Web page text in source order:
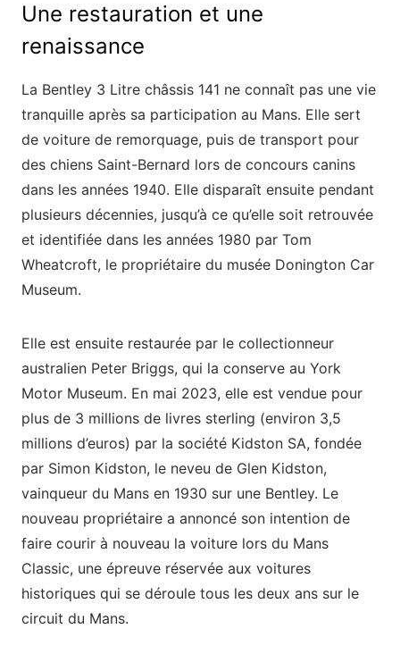
Une restauration et une
renaissance
La Bentley 3 Litre châssis 141 ne connaît pas une vie
tranquille après sa participation au Mans. Elle sert
de voiture de remorquage, puis de transport pour
des chiens Saint-Bernard lors de concours canins
dans les années 1940. Elle disparaît ensuite pendant
plusieurs décennies, jusqu’à ce qu’elle soit retrouvée
et identifiée dans les années 1980 par Tom
Wheatcroft, le propriétaire du musée Donington Car
Museum.
Elle est ensuite restaurée par le collectionneur
australien Peter Briggs, qui la conserve au York
Motor Museum. En mai 2023, elle est vendue pour
plus de 3 millions de livres sterling (environ 3,5
millions d’euros) par la société Kidston SA, fondée
par Simon Kidston, le neveu de Glen Kidston,
vainqueur du Mans en 1930 sur une Bentley. Le
nouveau propriétaire a annoncé son intention de
faire courir à nouveau la voiture lors du Mans
Classic, une épreuve réservée aux voitures
historiques qui se déroule tous les deux ans sur le
circuit du Mans.